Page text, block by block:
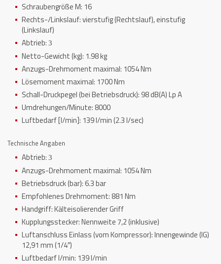
Schraubengröße M: 16
Rechts-/Linkslauf: vierstufig (Rechtslauf), einstufig
(Linkslauf)
Abtrieb: 3
Netto-Gewicht (kg): 1.98 kg
Anzugs-Drehmoment maximal: 1054 Nm
Lösemoment maximal: 1700 Nm
Schall-Druckpegel (bei Betriebsdruck): 98 dB(A) Lp A
Umdrehungen/Minute: 8000
Luftbedarf [l/min]: 139 l/min (2.3 l/sec)
Technische Angaben
Abtrieb: 3
Anzugs-Drehmoment maximal: 1054 Nm
Betriebsdruck (bar):6.3 bar
Empfohlenes Drehmoment: 881 Nm
Handgriff:Kälteisolierender Griff
Kupplungsstecker:Nennweite 7,2 (inklusive)
Luftanschluss Einlass (vom Kompressor):Innengewinde (IG)
12,91 mm (1/4″)
Luftbedarf l/min: 139 l/min